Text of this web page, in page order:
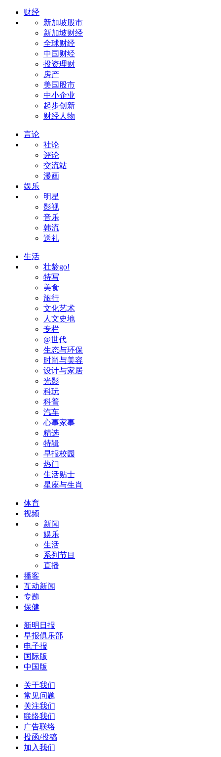
财经
新加坡股市
新加坡财经
全球财经
中国财经
投资理财
房产
美国股市
中小企业
起步创新
财经人物
言论
社论
评论
交流站
漫画
娱乐
明星
影视
音乐
韩流
送礼
生活
壮龄go!
特写
美食
旅行
文化艺术
人文史地
专栏
@世代
生态与环保
时尚与美容
设计与家居
光影
科玩
科普
汽车
心事家事
精选
特辑
早报校园
热门
生活贴士
星座与生肖
体育
视频
新闻
娱乐
生活
系列节目
直播
播客
互动新闻
专题
保健
新明日报
早报俱乐部
电子报
国际版
中国版
关于我们
常见问题
关注我们
联络我们
广告联络
投函/投稿
加入我们